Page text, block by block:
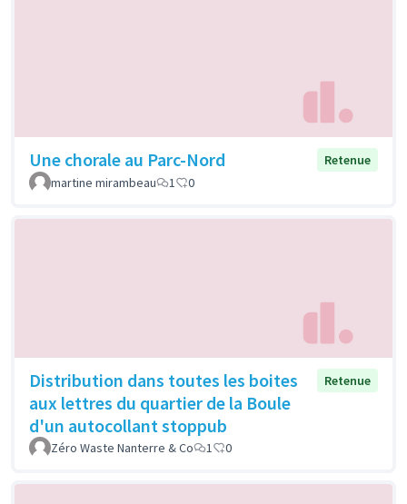
Une chorale au Parc-Nord
Retenue
martine mirambeau
1 0
Distribution dans toutes les boites
aux lettres du quartier de la Boule
d'un autocollant stoppub
Retenue
Zéro Waste Nanterre & Co 1 0